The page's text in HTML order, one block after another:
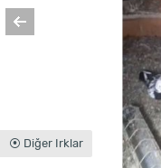
⦿ Diğer Irklar